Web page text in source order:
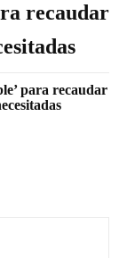
recaudar
para recaudar